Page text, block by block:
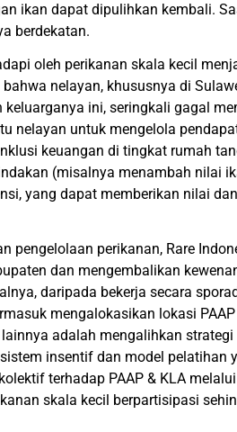
ikan dapat dipulihkan kembali.
berdekatan.
oleh perikanan skala kecil
nelayan, khususnya di
ini, seringkali gagal
nelayan untuk mengelola
keuangan di tingkat rumah
(misalnya menambah nilai
yang dapat memberikan nilai
perikanan, Rare
dan mengembalikan
daripada bekerja secara
mengalokasikan lokasi
adalah mengalihkan
insentif dan model pelatihan
terhadap PAAP & KLA
skala kecil berpartisipasi